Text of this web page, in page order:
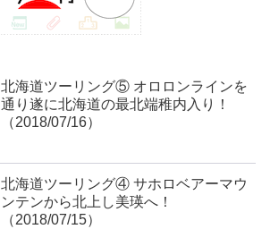
北海道ツーリング⑤ オロロンラインを
通り遂に北海道の最北端稚内入り！
（2018/07/16）
北海道ツーリング④ サホロベアーマウ
ンテンから北上し美瑛へ！
（2018/07/15）